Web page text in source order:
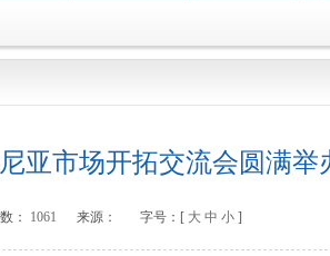
亚市场开拓交流会圆满举
： 1061 来源： 字号：[ 大 中 小 ]